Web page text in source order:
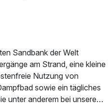
Sandbank der Welt
am Strand, eine kleine
Nutzung von
sowie ein tägliches
unter anderem bei unserem